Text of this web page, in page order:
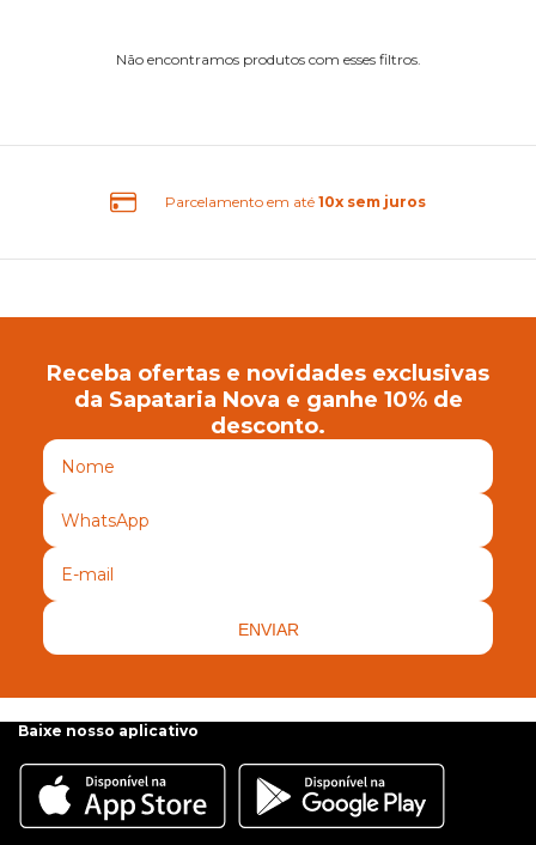
Não encontramos produtos com esses filtros.
10x sem juros
Receba ofertas e novidades exclusivas
da Sapataria Nova e ganhe 10% de
desconto.
ENVIAR
Baixe nosso aplicativo